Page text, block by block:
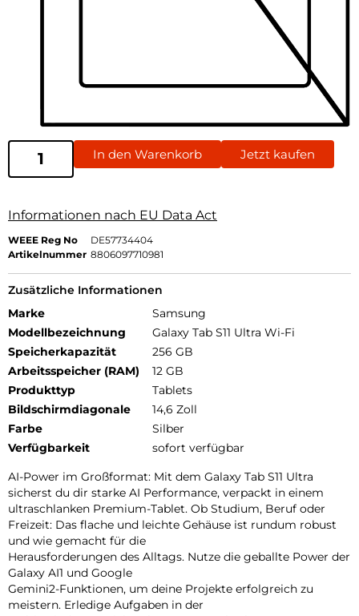
In den Warenkorb Jetzt kaufen
Informationen nach EU Data Act
WEEE Reg No
DE57734404
Artikelnummer 8806097710981
Zusätzliche Informationen
Marke
Samsung
Modellbezeichnung
Galaxy Tab S11 Ultra Wi-Fi
Speicherkapazität
256 GB
Arbeitsspeicher (RAM)
12 GB
Produkttyp
Tablets
Bildschirmdiagonale
14,6 Zoll
Farbe
Silber
Verfügbarkeit
sofort verfügbar
AI-Power im Großformat: Mit dem Galaxy Tab S11 Ultra
sicherst du dir starke AI Performance, verpackt in einem
ultraschlanken Premium-Tablet. Ob Studium, Beruf oder
Freizeit: Das flache und leichte Gehäuse ist rundum robust
und wie gemacht für die
Herausforderungen des Alltags. Nutze die geballte Power der
Galaxy AI1 und Google
Gemini2-Funktionen, um deine Projekte erfolgreich zu
meistern. Erledige Aufgaben in der